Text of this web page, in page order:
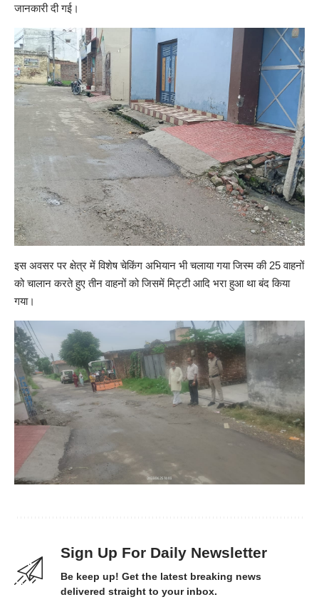
जानकारी दी गई।
इस अवसर पर क्षेत्र में विशेष चेकिंग अभियान भी चलाया गया जिस्म की 25 वाहनों
को चालान करते हुए तीन वाहनों को जिसमें मिट्टी आदि भरा हुआ था बंद किया
गया।
Sign Up For Daily Newsletter
Be keep up! Get the latest breaking news
delivered straight to your inbox.